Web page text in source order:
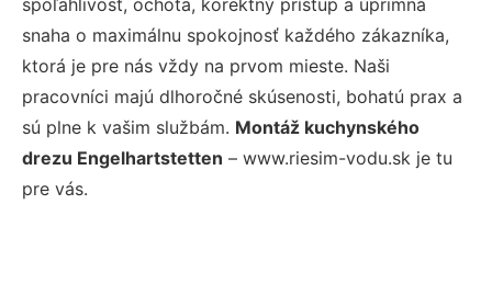
spoľahlivosť, ochota, korektný prístup a úprimná
snaha o maximálnu spokojnosť každého zákazníka,
ktorá je pre nás vždy na prvom mieste. Naši
pracovníci majú dlhoročné skúsenosti, bohatú prax a
sú plne k vašim službám. Montáž kuchynského
drezu Engelhartstetten – www.riesim-vodu.sk je tu
pre vás.